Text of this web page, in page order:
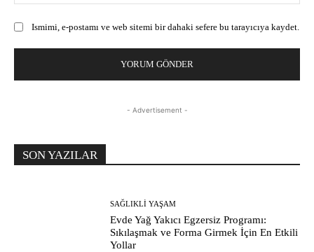
Ismimi, e-postamı ve web sitemi bir dahaki sefere bu tarayıcıya kaydet.
- Advertisement -
SON YAZILAR
SAĞLIKLI YAŞAM
Evde Yağ Yakıcı Egzersiz Programı:
Sıkılaşmak ve Forma Girmek İçin En Etkili
Yollar